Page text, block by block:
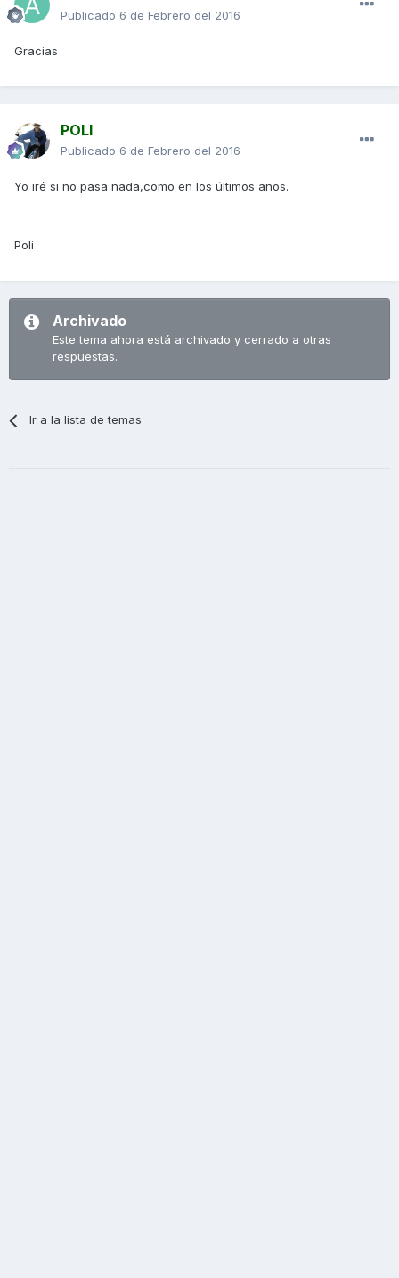
Publicado 6 de Febrero del 2016
Gracias
POLI
Publicado 6 de Febrero del 2016
Yo iré si no pasa nada,como en los últimos años.
Poli
Archivado
Este tema ahora está archivado y cerrado a otras
respuestas.
Ir a la lista de temas